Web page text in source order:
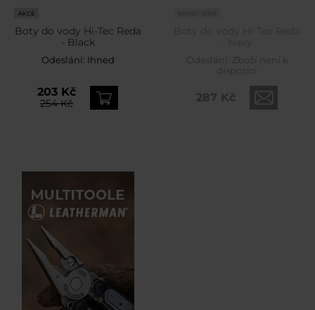
AKCE
Boty do vody Hi-Tec Reda
- Black
Odeslání: Ihned
203 Kč
254 Kč
Odeslání: Zboží není k
dispozici
287 Kč